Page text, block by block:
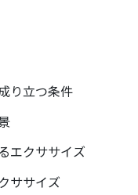
り立つ条件
エクササイズ
ササイズ